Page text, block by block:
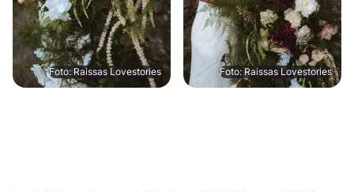
Foto: Raissas Lovestories Foto: Raissas Lovestories